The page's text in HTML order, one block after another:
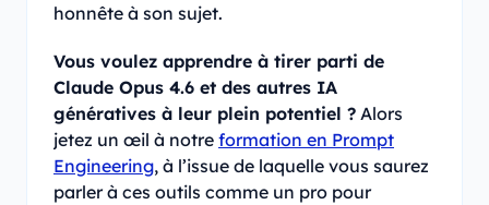
honnête à son sujet.
Vous voulez apprendre à tirer parti de
Claude Opus 4.6 et des autres IA
génératives à leur plein potentiel ? Alors
jetez un œil à notre formation en Prompt
Engineering, à l’issue de laquelle vous saurez
parler à ces outils comme un pro pour